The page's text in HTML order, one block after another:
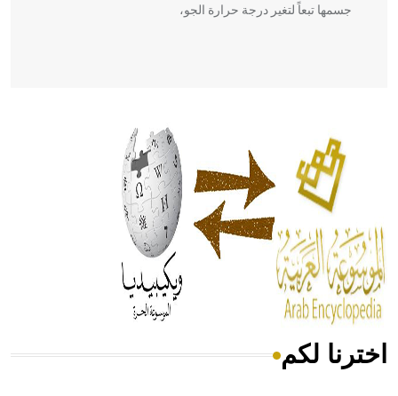
جسمها تبعاً لتغير درجة حرارة الجو،
الحكم، الأدلة، تنظيم التغذية، ورسالته في جروح الرأس. ويعود
له الفضل بأنه حرر الطب من الدين والفلسفة.
- هل تعلم أن المرجان إفراز حيواني يتكون في البحر ويتركب
من مادة كربونات الكلسيوم، وهو أحمر أو شديد الحمرة وهو
أجود أنواعه، ويمتاز بكبر الحجم ويسمى الش
هل تعلم أن الأبسيد كلمة فرنسية اللفظ تم اعتمادها مصطلحاً
اخترنا لكم